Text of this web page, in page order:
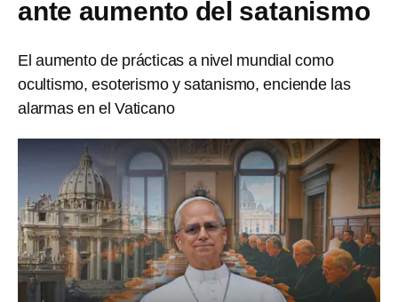
ante aumento del satanismo
El aumento de prácticas a nivel mundial como
ocultismo, esoterismo y satanismo, enciende las
alarmas en el Vaticano